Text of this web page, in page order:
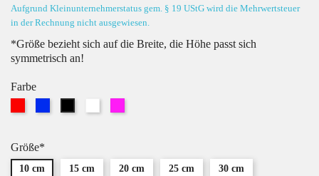
Aufgrund Kleinunternehmerstatus gem. § 19 UStG wird die Mehrwertsteuer
in der Rechnung nicht ausgewiesen.
*Größe bezieht sich auf die Breite, die Höhe passt sich
symmetrisch an!
Farbe
Größe*
10 cm 15 cm 20 cm 25 cm 30 cm